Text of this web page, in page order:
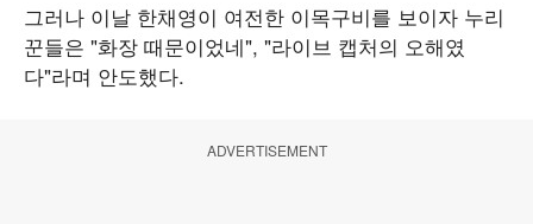
그러나 이날 한채영이 여전한 이목구비를 보이자 누리
꾼들은 "화장 때문이었네", "라이브 캡처의 오해였
다"라며 안도했다.
ADVERTISEMENT